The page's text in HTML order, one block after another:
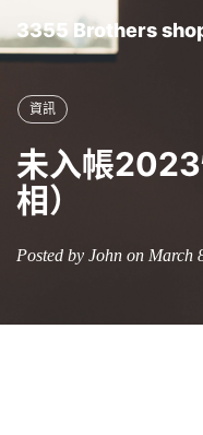
3355 Brothers
資訊
未入帳
相）
Posted by John on March